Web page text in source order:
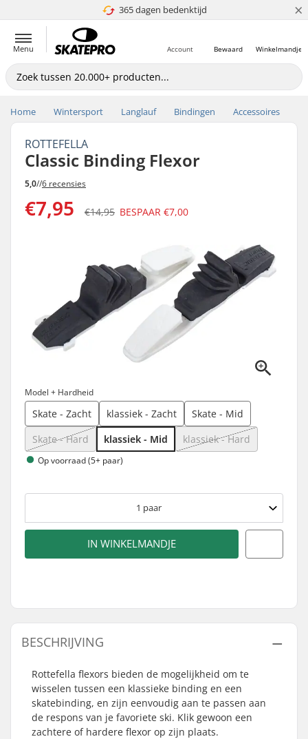
365 dagen bedenktijd
4.8 van 5 ×
Menu Winkelmandje
Bewaard
Account
Home Wintersport Langlauf Bindingen Accessoires
ROTTEFELLA
Classic Binding Flexor
5,0//6 recensies
€7,95 €14,95 BESPAAR €7,00
Model + Hardheid
Skate - Zacht klassiek - Zacht
Skate - Mid
Skate - Hard
klassiek - Mid klassiek - Hard
Op voorraad (5+ paar)
1 paar
IN WINKELMANDJE
BESCHRIJVING
Rottefella flexors bieden de mogelijkheid om te
wisselen tussen een klassieke binding en een
skatebinding, en zijn eenvoudig aan te passen aan
de respons van je favoriete ski. Klik gewoon een
zachtere of hardere flexor op zijn plaats.